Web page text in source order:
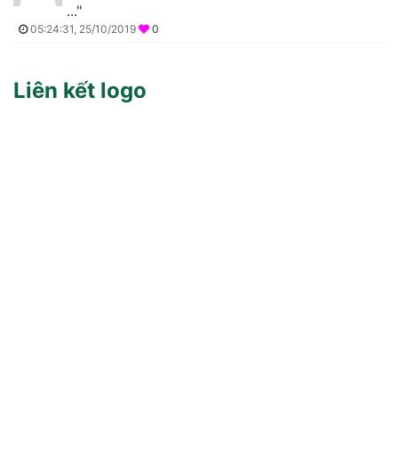
..."
05:24:31, 25/10/2019 0
Liên kết logo